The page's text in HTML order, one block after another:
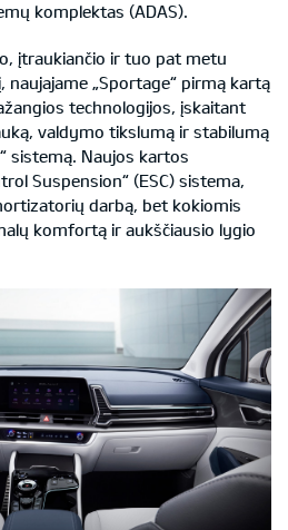
komplektas (ADAS).
įtraukiančio ir tuo pat metu
„Sportage“ pirmą kartą
technologijos, įskaitant
valdymo tikslumą ir stabilumą
sistemą. Naujos kartos
Suspension“ (ESC) sistema,
darbą, bet kokiomis
komfortą ir aukščiausio lygio